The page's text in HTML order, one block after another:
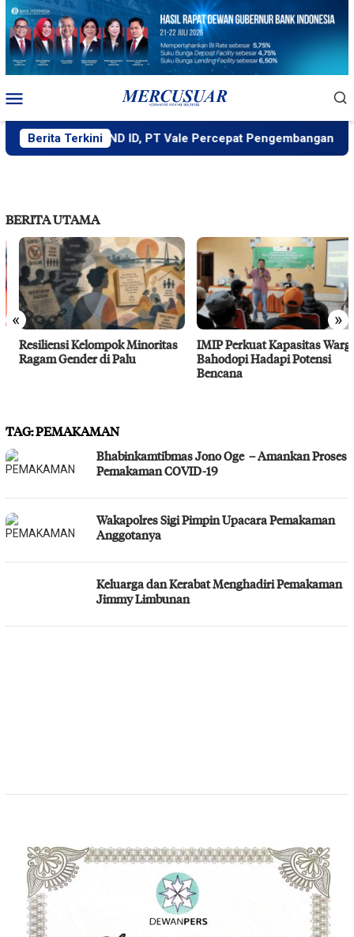
Loncat
konten
Mobile
Berita Terkini
MIND ID, PT Vale Percepat Pengembangan Proyek
BERITA UTAMA
« »
Resiliensi Kelompok Minoritas
Ragam Gender di Palu
IMIP Perkuat Kapasitas Warga
Bahodopi Hadapi Potensi
Bencana
TAG:PEMAKAMAN
Bhabinkamtibmas Jono Oge – Amankan Proses
Pemakaman COVID-19
Wakapolres Sigi Pimpin Upacara Pemakaman
Anggotanya
Keluarga dan Kerabat Menghadiri Pemakaman
Jimmy Limbunan